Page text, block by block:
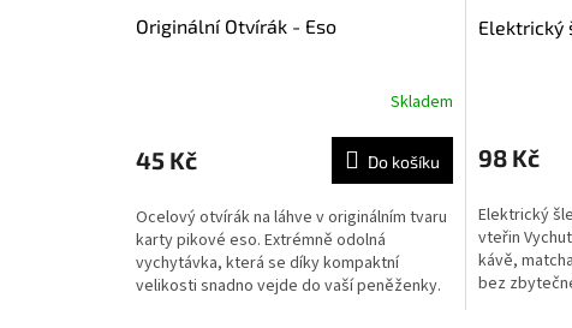
Originální Otvírák - Eso
Skladem
45 Kč Do košíku
Ocelový otvírák na láhve v originálním tvaru
karty pikové eso. Extrémně odolná
vychytávka, která se díky kompaktní
velikosti snadno vejde do vaší peněženky.
Elektrický
98 Kč
Elektrický
vteřin
kávě,
bez